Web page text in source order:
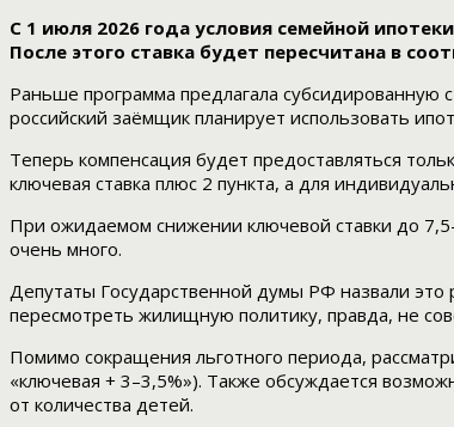
С 1 июля 2026 года условия семейной
После этого ставка будет пересчитана в
Раньше программа предлагала субсидированную
российский заёмщик планирует использовать
Теперь компенсация будет предоставляться
ключевая ставка плюс 2 пункта, а для
При ожидаемом снижении ключевой ставки до
очень много.
Депутаты Государственной думы РФ назвали
пересмотреть жилищную политику, правда, не
Помимо сокращения льготного периода,
«ключевая + 3–3,5%»). Также обсуждается
от количества детей.